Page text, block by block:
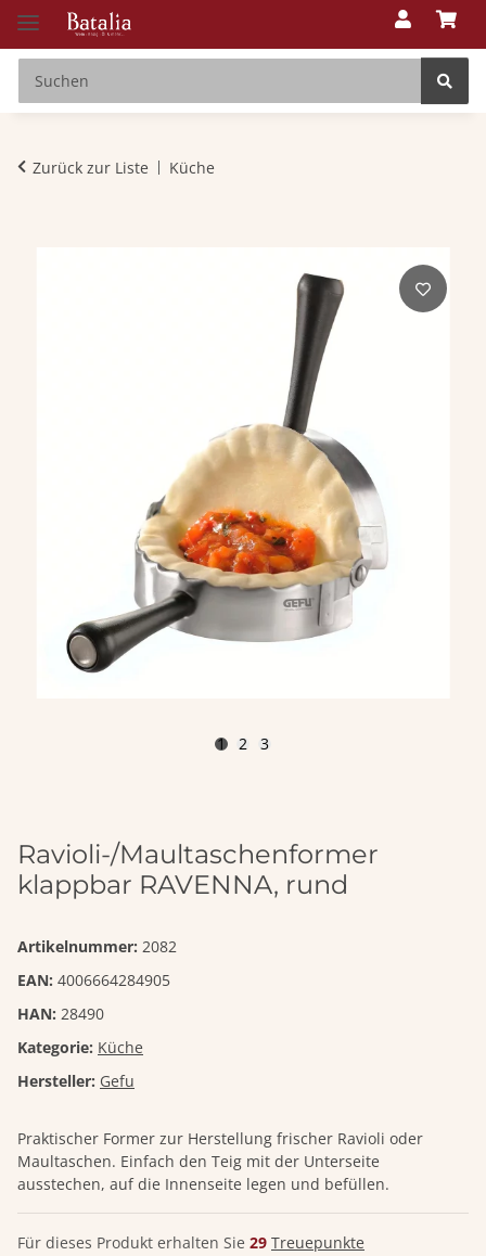
Zurück zur Liste Küche
1 2 3
Ravioli-/Maultaschenformer
klappbar RAVENNA, rund
Artikelnummer: 2082
EAN: 4006664284905
HAN: 28490
Kategorie: Küche
Hersteller: Gefu
Praktischer Former zur Herstellung frischer Ravioli oder
Maultaschen. Einfach den Teig mit der Unterseite
ausstechen, auf die Innenseite legen und befüllen.
Für dieses Produkt erhalten Sie 29 Treuepunkte